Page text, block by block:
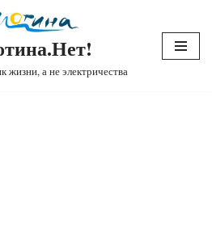
жизни, а не электричества